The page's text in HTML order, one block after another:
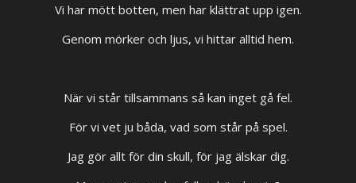
Vi har mött botten, men har klättrat upp igen.
Genom mörker och ljus, vi hittar alltid hem.
När vi står tillsammans så kan inget gå fel.
För vi vet ju båda, vad som står på spel.
Jag gör allt för din skull, för jag älskar dig.